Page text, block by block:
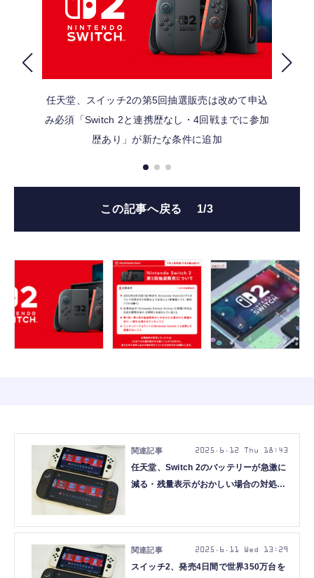
FOLLOW US
任天堂、スイッチ2の第5回抽選販売は改めて申込
み必須「Switch 2と連携歴なし・4回戦までに参加
歴あり」が新たな条件に追加
この記事へ戻る 1/3
任天堂、Switch 2のバッテリーが急激に
減る・残量表示がおかしい場合の対処法
2025.6.12 Thu 18:43
スイッチ2、発売4日間で世界350万台を
2025.6.11 Wed 13:29